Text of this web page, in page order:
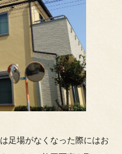
足場がなくなった際にはお